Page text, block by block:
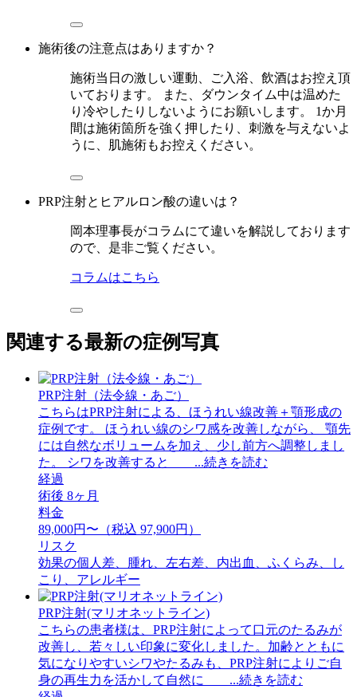
施術後の注意点はありますか？
施術当日の激しい運動、ご入浴、飲酒はお控え頂
いております。 また、ダウンタイム中は温めた
り冷やしたりしないようにお願いします。 1か月
間は施術箇所を強く押したり、刺激を与えないよ
うに、肌施術もお控えください。
PRP注射とヒアルロン酸の違いは？
岡本理事長がコラムにて違いを解説しております
ので、是非ご覧ください。
コラムはこちら
関連する最新の症例写真
PRP注射（法令線・あご）
こちらはPRP注射による、ほうれい線改善＋顎形成の
症例です。 ほうれい線のシワ感を改善しながら、 顎先
には自然なボリュームを加え、少し前方へ調整しまし
た。 シワを改善すると ...続きを読む
経過
術後 8ヶ月
料金
89,000円〜（税込 97,900円）
リスク
効果の個人差、腫れ、左右差、内出血、ふくらみ、し
こり、アレルギー
PRP注射(マリオネットライン)
こちらの患者様は、PRP注射によって口元のたるみが
改善し、若々しい印象に変化しました。加齢とともに
気になりやすいシワやたるみも、PRP注射によりご自
身の再生力を活かして自然に ...続きを読む